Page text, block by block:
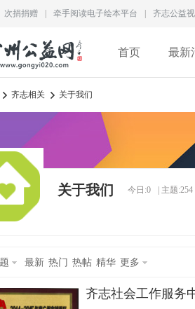
次捐捐赠 牵手阅读电子绘本平台 齐志公益
首页 最新
齐志相关 关于我们
关于我们 今日:0 主题:254
最新 热门 热帖 精华 更多
齐志社会工作服务